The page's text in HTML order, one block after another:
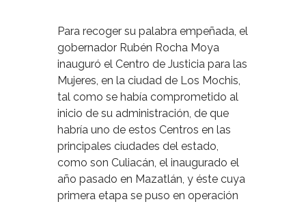
Para recoger su palabra empeñada, el
gobernador Rubén Rocha Moya
inauguró el Centro de Justicia para las
Mujeres, en la ciudad de Los Mochis,
tal como se había comprometido al
inicio de su administración, de que
habría uno de estos Centros en las
principales ciudades del estado,
como son Culiacán, el inaugurado el
año pasado en Mazatlán, y éste cuya
primera etapa se puso en operación